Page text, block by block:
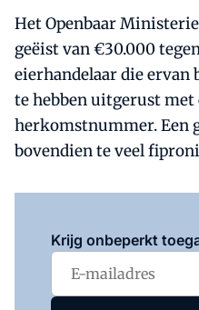
Het Openbaar
geëist van €30.000
eierhandelaar die ervan
te hebben uitgerust met
herkomstnummer. Een
bovendien te veel
Krijg onbeperkt